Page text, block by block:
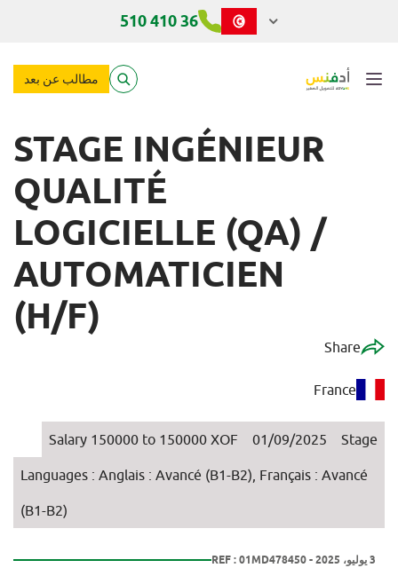
/ AUTOMATICIEN (H/F)
36 410 510
مطالب عن بعد
STAGE INGÉNIEUR
QUALITÉ
LOGICIELLE (QA) /
AUTOMATICIEN
(H/F)
Share
France
Stage
01/09/2025
Salary 150000 to 150000 XOF
Languages : Anglais : Avancé (B1-B2), Français : Avancé
(B1-B2)
3 يوليو، 2025 - REF : 01MD478450